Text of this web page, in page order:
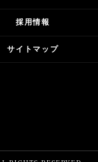
採用情報
サイトマップ